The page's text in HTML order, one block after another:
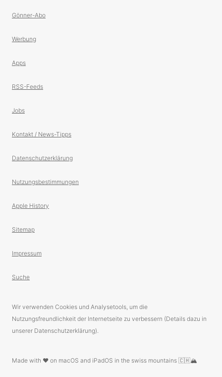
Gönner-Abo
Werbung
Apps
RSS-Feeds
Jobs
Kontakt / News-Tipps
Datenschutzerklärung
Nutzungsbestimmungen
Apple History
Sitemap
Impressum
Suche
Wir verwenden Cookies und Analysetools, um die
Nutzungsfreundlichkeit der Internetseite zu verbessern (Details dazu in
unserer Datenschutzerklärung).
Made with ❤️ on macOS and iPadOS in the swiss mountains 🇨🇭🏔